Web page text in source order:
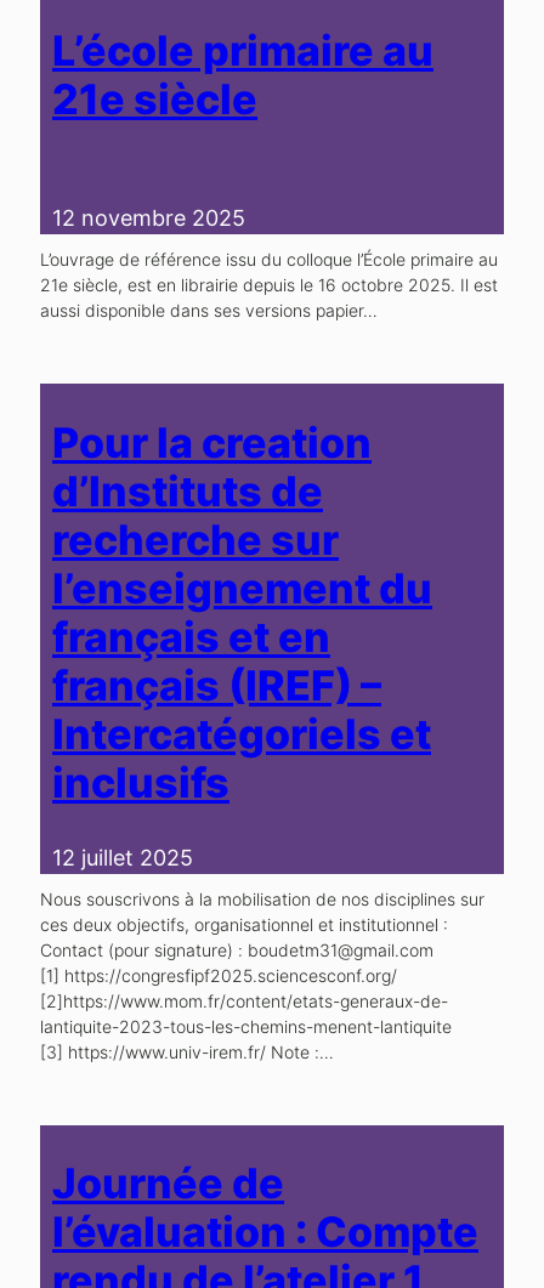
L’école primaire au
21e siècle
12 novembre 2025
L’ouvrage de référence issu du colloque l’École primaire au
21e siècle, est en librairie depuis le 16 octobre 2025. Il est
aussi disponible dans ses versions papier…
Pour la creation
d’Instituts de
recherche sur
l’enseignement du
français et en
français (IREF) –
Intercatégoriels et
inclusifs
12 juillet 2025
Nous souscrivons à la mobilisation de nos disciplines sur
ces deux objectifs, organisationnel et institutionnel :
Contact (pour signature) : boudetm31@gmail.com
[1] https://congresfipf2025.sciencesconf.org/
[2]https://www.mom.fr/content/etats-generaux-de-
lantiquite-2023-tous-les-chemins-menent-lantiquite
[3] https://www.univ-irem.fr/ Note :…
Journée de
l’évaluation : Compte